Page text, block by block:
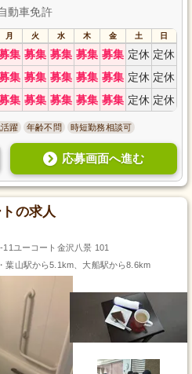
動車免許
月 火 水 木 金 土 日
集 募集 募集 募集 募集 定休 定休
集 募集 募集 募集 募集 定休 定休
集 募集 募集 募集 募集 定休 定休
躍 年齢不問 時短勤務相談可
応募画面へ進む
の求人
ユーコート金沢八景 101
葉山駅から5.1km、大船駅から8.6km